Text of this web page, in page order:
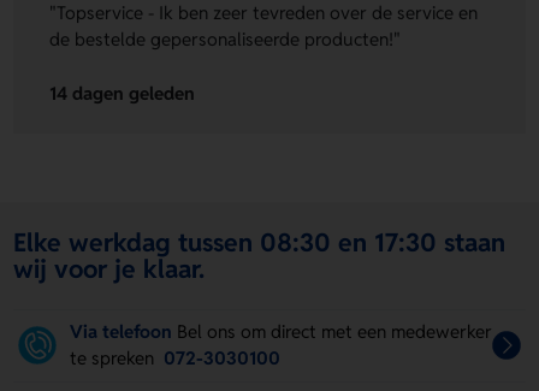
"Topservice - Ik ben zeer tevreden over de service en
de bestelde gepersonaliseerde producten!"
14 dagen geleden
Elke werkdag tussen 08:30 en 17:30 staan
wij voor je klaar.
Via telefoon Bel ons om direct met een medewerker
te spreken 072-3030100